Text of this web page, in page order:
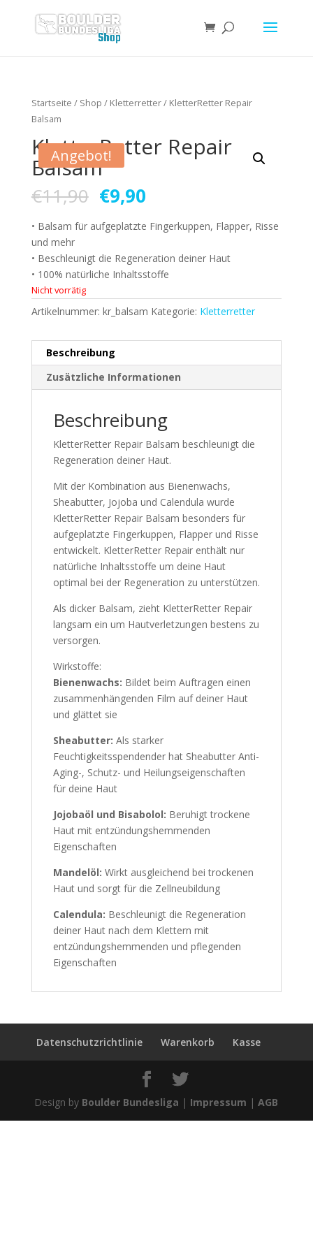
Startseite / Shop / Kletterretter/ KletterRetter Repair
Balsam
Angebot!
KletterRetter Repair
Balsam
€11,90 €9,90
• Balsam für aufgeplatzte Fingerkuppen, Flapper, Risse
und mehr
• Beschleunigt die Regeneration deiner Haut
• 100% natürliche Inhaltsstoffe
Nicht vorrätig
Artikelnummer: kr_balsam Kategorie: Kletterretter
Beschreibung
Zusätzliche Informationen
Beschreibung
KletterRetter Repair Balsam beschleunigt die
Regeneration deiner Haut.
Mit der Kombination aus Bienenwachs,
Sheabutter, Jojoba und Calendula wurde
KletterRetter Repair Balsam besonders für
aufgeplatzte Fingerkuppen, Flapper und Risse
entwickelt. KletterRetter Repair enthält nur
natürliche Inhaltsstoffe um deine Haut
optimal bei der Regeneration zu unterstützen.
Als dicker Balsam, zieht KletterRetter Repair
langsam ein um Hautverletzungen bestens zu
versorgen.
Wirkstoffe:
Bienenwachs: Bildet beim Auftragen einen
zusammenhängenden Film auf deiner Haut
und glättet sie
Sheabutter: Als starker
Feuchtigkeitsspendender hat Sheabutter Anti-
Aging-, Schutz- und Heilungseigenschaften
für deine Haut
Jojobaöl und Bisabolol: Beruhigt trockene
Haut mit entzündungshemmenden
Eigenschaften
Mandelöl: Wirkt ausgleichend bei trockenen
Haut und sorgt für die Zellneubildung
Calendula: Beschleunigt die Regeneration
deiner Haut nach dem Klettern mit
entzündungshemmenden und pflegenden
Eigenschaften
Datenschutzrichtlinie Warenkorb Kasse
Design by Boulder Bundesliga | Impressum |AGB